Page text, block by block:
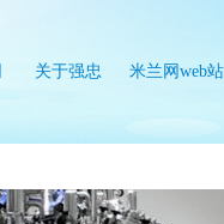
关于强忠 米兰网web站